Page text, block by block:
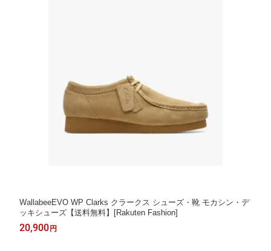
WallabeeEVO WP Clarks クラークス シューズ・靴 モカシン・デ
ッキシューズ【送料無料】[Rakuten Fashion]
20,900 円